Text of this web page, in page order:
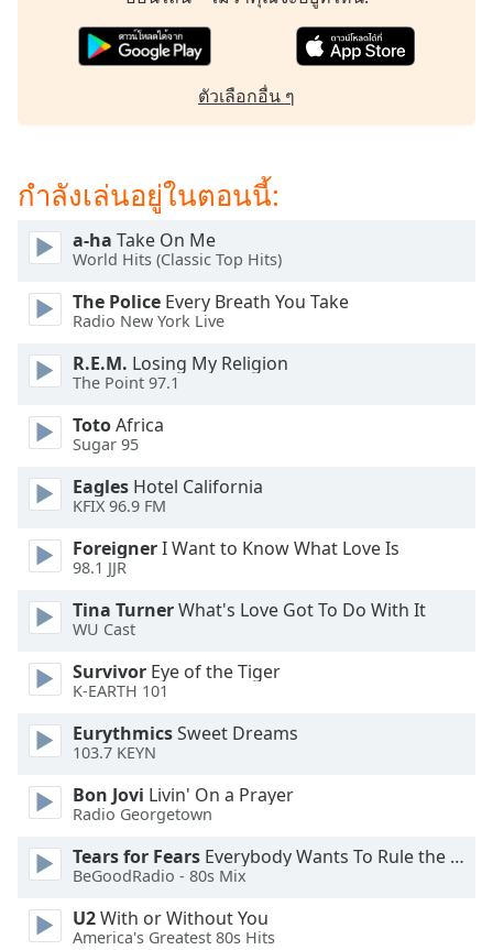
and
window.
Text
Background
Color
Area
Background
Color
Opacity
Font
Text
Style
ตัวเลือกอื่น ๆ
กำลังเล่นอยู่ในตอนนี้:
a-ha Take On Me
World Hits (Classic Top Hits)
The Police Every Breath You Take
Radio New York Live
R.E.M. Losing My Religion
The Point 97.1
TotoAfrica
Sugar 95
Eagles Hotel California
KFIX 96.9 FM
ForeignerI Want to Know What Love Is
98.1 JJR
Tina TurnerWhat's Love Got To Do With It
WU Cast
Survivor Eye of the Tiger
K-EARTH 101
EurythmicsSweet Dreams
103.7 KEYN
Bon Jovi Livin' On a Prayer
Radio Georgetown
Tears for Fears Everybody Wants To Rule the World
BeGoodRadio - 80s Mix
U2With or Without You
America's Greatest 80s Hits